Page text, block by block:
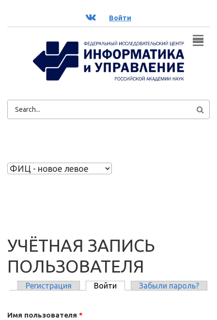
ВК Войти
ФОРМА
УЧЁТНАЯ ЗАПИСЬ
ПОЛЬЗОВАТЕЛЯ
Регистрация Войти (активная вкладка)
Забыли пароль?
Имя пользователя *